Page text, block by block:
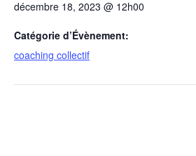
décembre 18, 2023 @ 12h00
Catégorie d’Évènement:
coaching collectif